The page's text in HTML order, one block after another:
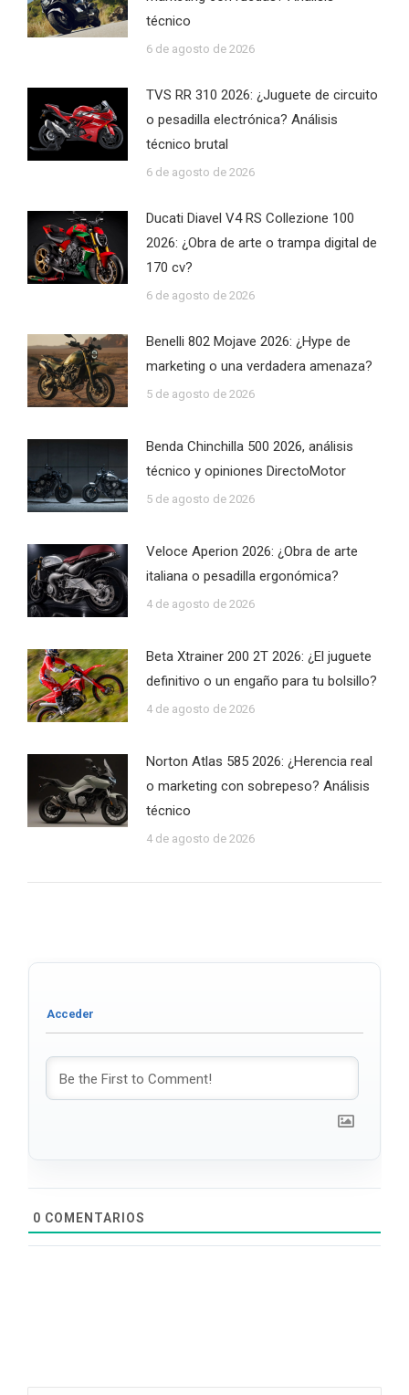
técnico
6 de agosto de 2026
TVS RR 310 2026: ¿Juguete de circuito
o pesadilla electrónica? Análisis
técnico brutal
6 de agosto de 2026
Ducati Diavel V4 RS Collezione 100
2026: ¿Obra de arte o trampa digital de
170 cv?
6 de agosto de 2026
Benelli 802 Mojave 2026: ¿Hype de
marketing o una verdadera amenaza?
5 de agosto de 2026
Benda Chinchilla 500 2026, análisis
técnico y opiniones DirectoMotor
5 de agosto de 2026
Veloce Aperion 2026: ¿Obra de arte
italiana o pesadilla ergonómica?
4 de agosto de 2026
Beta Xtrainer 200 2T 2026: ¿El juguete
definitivo o un engaño para tu bolsillo?
4 de agosto de 2026
Norton Atlas 585 2026: ¿Herencia real
o marketing con sobrepeso? Análisis
técnico
4 de agosto de 2026
0 COMENTARIOS